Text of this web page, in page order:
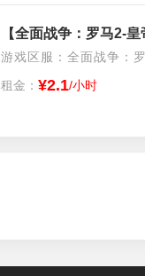
【全面战争：罗马2-
游戏区服：全面战争：
租金： ¥2.1/小时